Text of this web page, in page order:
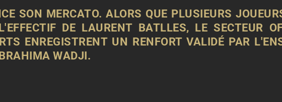
SON MERCATO. ALORS QUE PLUSIEURS
DE LAURENT BATLLES, LE SECTEUR
ENREGISTRENT UN RENFORT VALIDÉ PAR
WADJI.